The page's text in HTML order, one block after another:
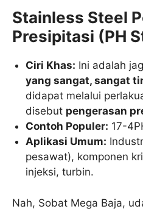
Stainless Steel
Presipitasi (PH
Ciri Khas: Ini adalah
yang sangat, sangat
didapat melalui
disebut pengerasan
Contoh Populer: 17-
Aplikasi Umum:
pesawat), komponen
injeksi, turbin.
Nah, Sobat Mega Baja,